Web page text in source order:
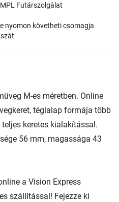
MPL Futárszolgálat
nyomon követheti csomagja
M-es méretben. Online
téglalap formája több
keretes kialakítással.
56 mm, magassága 43
a Vision Express
szállítással! Fejezze ki